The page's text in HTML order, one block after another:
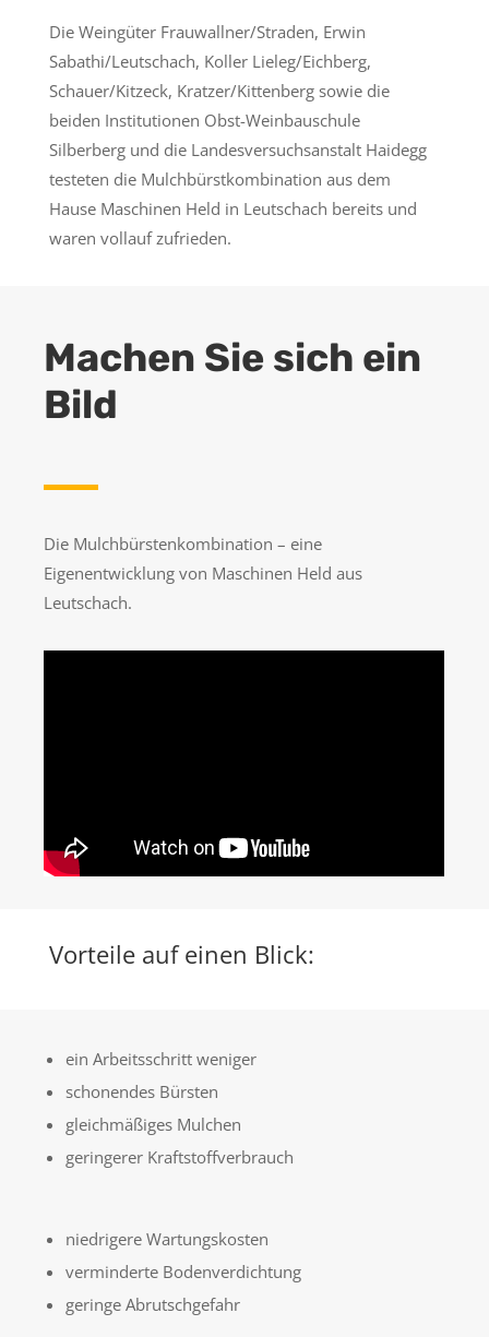
Die Weingüter Frauwallner/Straden, Erwin
Sabathi/Leutschach, Koller Lieleg/Eichberg,
Schauer/Kitzeck, Kratzer/Kittenberg sowie die
beiden Institutionen Obst-Weinbauschule
Silberberg und die Landesversuchsanstalt Haidegg
testeten die Mulchbürstkombination aus dem
Hause Maschinen Held in Leutschach bereits und
waren vollauf zufrieden.
Machen Sie sich ein
Bild
Die Mulchbürstenkombination – eine
Eigenentwicklung von Maschinen Held aus
Leutschach.
Vorteile auf einen Blick:
ein Arbeitsschritt weniger
schonendes Bürsten
gleichmäßiges Mulchen
geringerer Kraftstoffverbrauch
niedrigere Wartungskosten
verminderte Bodenverdichtung
geringe Abrutschgefahr